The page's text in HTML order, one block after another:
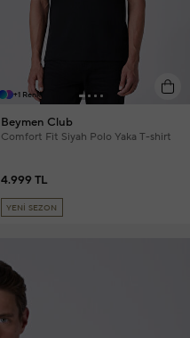
+1 Renk
Beymen Club
Comfort Fit Siyah Polo Yaka T-shirt
4.999 TL
YENİ SEZON